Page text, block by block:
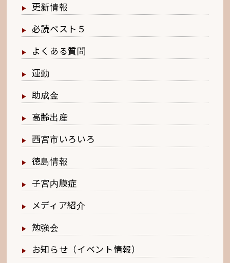
更新情報
必読ベスト５
よくある質問
運動
助成金
高齢出産
西宮市いろいろ
徳島情報
子宮内膜症
メディア紹介
勉強会
お知らせ（イベント情報）